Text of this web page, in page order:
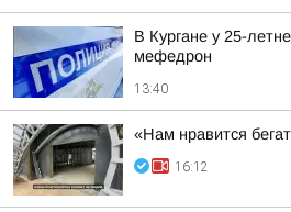
В Кургане у 25-
мефедрон
13:40
«Нам нравится
16:12